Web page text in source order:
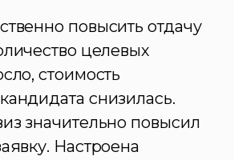
повысить отдачу
целевых
стоимость
снизилась.
значительно повысил
Настроена